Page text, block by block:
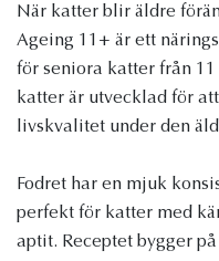
När katter blir äldre
Ageing 11+ är ett
för seniora katter från
katter är utvecklad för
livskvalitet under den
Fodret har en mjuk
perfekt för katter med
aptit. Receptet bygger